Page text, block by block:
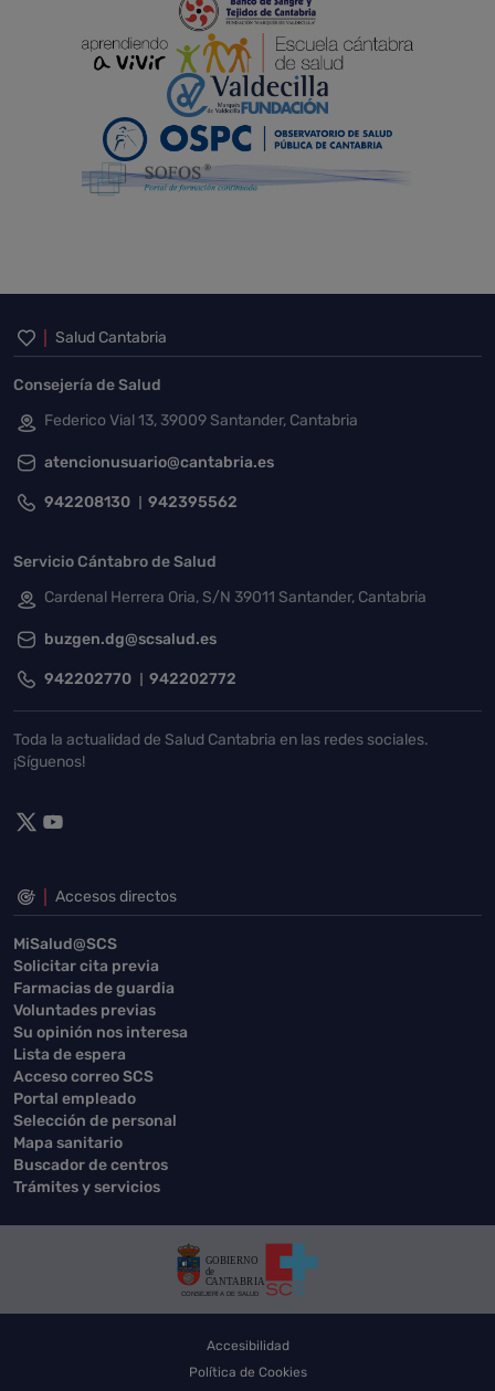
Inicio del pie de página
Salud Cantabria
Consejería de Salud
Federico Vial 13, 39009 Santander, Cantabria
atencionusuario@cantabria.es
942208130 942395562
Servicio Cántabro de Salud
Cardenal Herrera Oria, S/N 39011 Santander, Cantabria
buzgen.dg@scsalud.es
942202770 942202772
Toda la actualidad de Salud Cantabria en las redes sociales.
¡Síguenos!
Accesos directos
MiSalud@SCS
Solicitar cita previa
Farmacias de guardia
Voluntades previas
Su opinión nos interesa
Lista de espera
Acceso correo SCS
Portal empleado
Selección de personal
Mapa sanitario
Buscador de centros
Trámites y servicios
Accesibilidad
Política de Cookies